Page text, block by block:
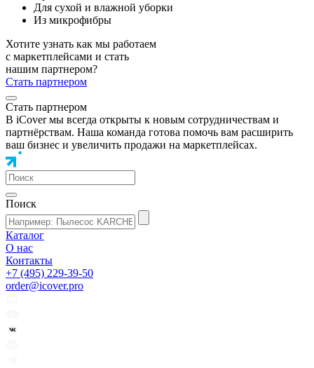
Для сухой и влажной уборки
Из микрофибры
Хотите узнать как мы работаем
с маркетплейсами и стать
нашим партнером?
Стать партнером
Стать партнером
В iCover мы всегда открыты к новым сотрудничествам и
партнёрствам. Наша команда готова помочь вам расширить
ваш бизнес и увеличить продажи на маркетплейсах.
Поиск
Каталог
О нас
Контакты
+7 (495) 229-39-50
order@icover.pro